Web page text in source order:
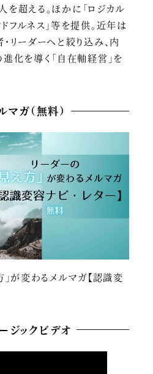
超える。ほかに「ロジカル
フルネス」等を提供。近年は
リーダーへと絞り込み、内
化を導く「自在軸経営」を
マガ（無料）
」が変わるメルマガ【認識変
ジックビデオ